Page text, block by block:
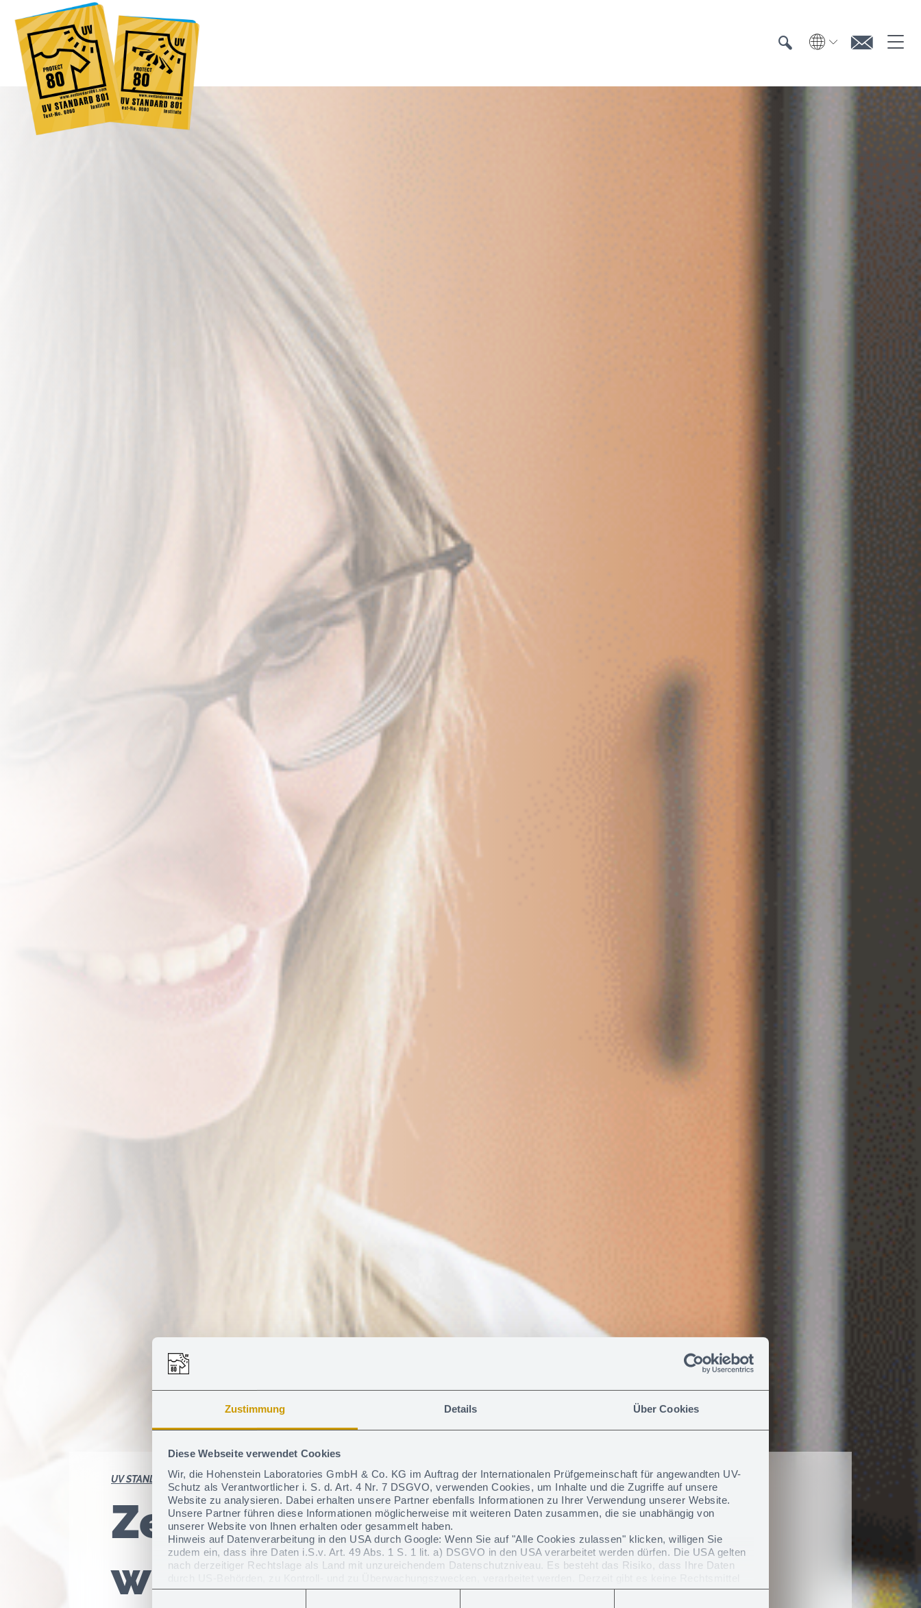
Zustimmung Details Über Cookies
Diese Webseite verwendet Cookies
Wir, die Hohenstein Laboratories GmbH & Co. KG im Auftrag der Internationalen Prüfgemeinschaft für angewandten UV-
Schutz als Verantwortlicher i. S. d. Art. 4 Nr. 7 DSGVO, verwenden Cookies, um Inhalte und die Zugriffe auf unsere
Website zu analysieren. Dabei erhalten unsere Partner ebenfalls Informationen zu Ihrer Verwendung unserer Website.
Unsere Partner führen diese Informationen möglicherweise mit weiteren Daten zusammen, die sie unabhängig von
unserer Website von Ihnen erhalten oder gesammelt haben.
Hinweis auf Datenverarbeitung in den USA durch Google: Wenn Sie auf "Alle Cookies zulassen" klicken, willigen Sie
zudem ein, dass ihre Daten i.S.v. Art. 49 Abs. 1 S. 1 lit. a) DSGVO in den USA verarbeitet werden dürfen. Die USA gelten
nach derzeitiger Rechtslage als Land mit unzureichendem Datenschutzniveau. Es besteht das Risiko, dass Ihre Daten
gegen diese Praxis vorzugehen.
Suche
Suche
Global English Deutsch
Textiler UV-Schutz
Zertifizierung
Prüfinstitute
Zertifizierte Produkte
Downloads & Presse
UV STANDARD 801 Zertifizierung
Zer­ti­fi­zie­rung mit Signal­
wirkung